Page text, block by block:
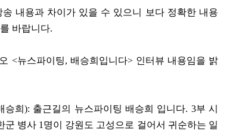
내용과 차이가 있을 수 있으니 보다 정확한 내용
바랍니다.
<뉴스파이팅, 배승희입니다> 인터뷰 내용임을 밝
희): 출근길의 뉴스파이팅 배승희 입니다. 3부 시
군 병사 1명이 강원도 고성으로 걸어서 귀순하는 일